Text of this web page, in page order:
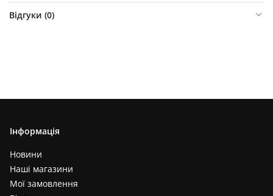
Відгуки (0)
Інформація
Новини
Наші магазини
Мої замовлення